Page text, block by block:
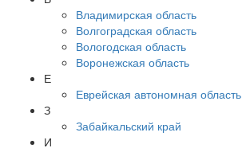
Владимирская область
Волгоградская область
Вологодская область
Воронежская область
Е
Еврейская автономная область
З
Забайкальский край
И